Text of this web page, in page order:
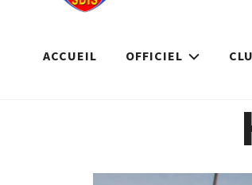
ACCUEIL OFFICIEL